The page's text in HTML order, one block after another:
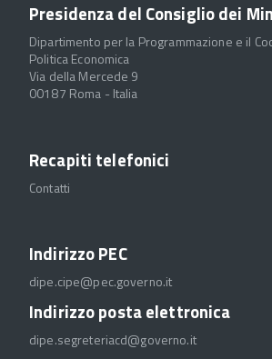
Presidenza del Consiglio dei
Dipartimento per la Programmazione e il
Politica Economica
Via della Mercede 9
00187 Roma - Italia
Recapiti telefonici
Contatti
Indirizzo PEC
dipe.cipe@pec.governo.it
Indirizzo posta elettronica
dipe.segreteriacd@governo.it